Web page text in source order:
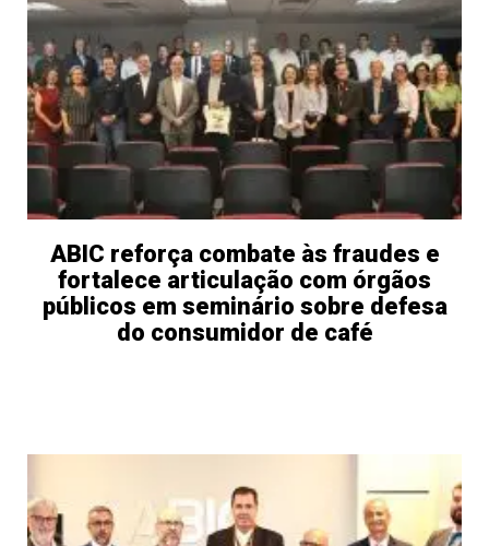
ABIC reforça combate às fraudes e
fortalece articulação com órgãos
públicos em seminário sobre defesa
do consumidor de café